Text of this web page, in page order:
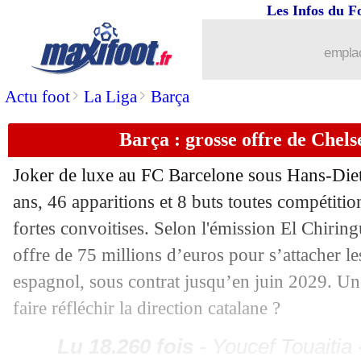
Actu foot> La Liga> Barça
Les Infos du
Barça : grosse offre de
Joker de luxe au FC Barcelone sous Hans-
ans, 46 apparitions et 8 buts toutes
fortes convoitises. Selon l'émission El
offre de 75 millions d’euros pour s’attacher
espagnol, sous contrat jusqu’en juin 2029.
faire réfléchir la direction catalane ?
Ballon d'Or
06/06 Arsenal : Kepa en doublure de Raya ?
06/06 Al-Hilal: Osimhen trop gourmand ?
06/06 OM: la Juve pense à Balerdi
06/06 Atalanta: Lille veut garder Bakker
06/06 VIDEO : Luis Enrique, le PSG dans